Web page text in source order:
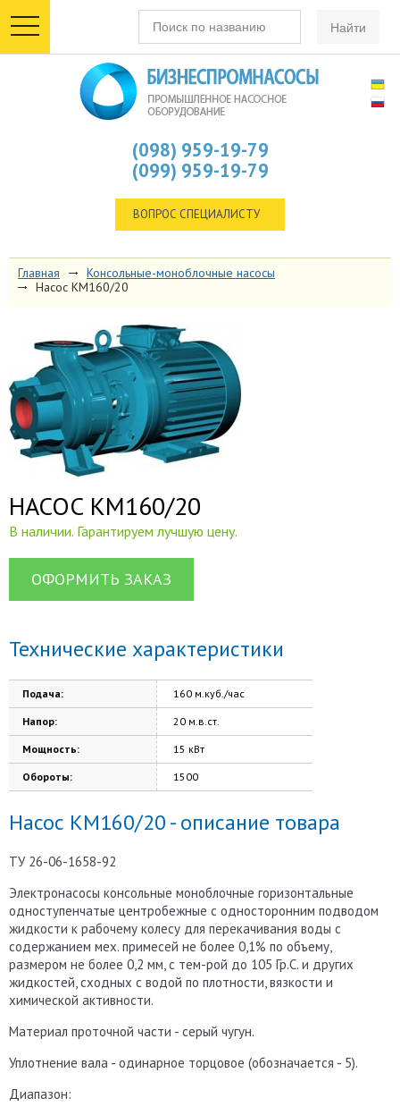
toggle
navigation
(098) 959-19-79
(099) 959-19-79
ВОПРОС СПЕЦИАЛИСТУ
Главная
Консольные-моноблочные насосы
Насос КМ160/20
НАСОС КМ160/20
В наличии. Гарантируем лучшую цену.
ОФОРМИТЬ ЗАКАЗ
Технические характеристики
Подача: 160 м.куб./час
Напор: 20 м.в.ст.
Мощность: 15 кВт
Обороты: 1500
Насос КМ160/20 - описание товара
ТУ 26-06-1658-92
Электронасосы консольные моноблочные горизонтальные
одноступенчатые центробежные с односторонним подводом
жидкости к рабочему колесу для перекачивания воды с
содержанием мех. примесей не более 0,1% по объему,
размером не более 0,2 мм, с тем-рой до 105 Гр.С. и других
жидкостей, сходных с водой по плотности, вязкости и
химической активности.
Материал проточной части - серый чугун.
Уплотнение вала - одинарное торцовое (обозначается - 5).
Диапазон: